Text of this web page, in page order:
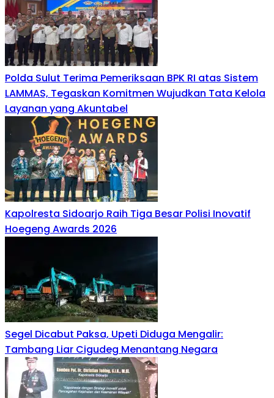
Polda Sulut Terima Pemeriksaan BPK RI atas Sistem
LAMMAS, Tegaskan Komitmen Wujudkan Tata Kelola
Layanan yang Akuntabel
Kapolresta Sidoarjo Raih Tiga Besar Polisi Inovatif
Hoegeng Awards 2026
Segel Dicabut Paksa, Upeti Diduga Mengalir:
Tambang Liar Cigudeg Menantang Negara